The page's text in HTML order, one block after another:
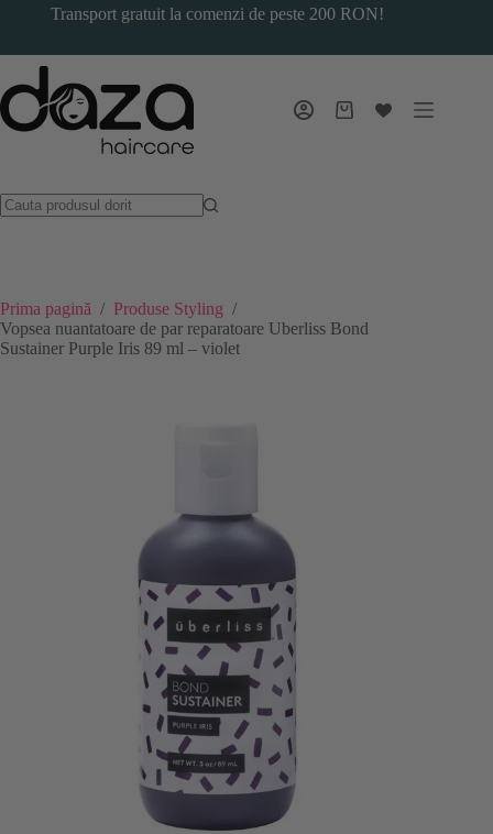
99.00lei
Transport gratuit la comenzi de peste 200 RON!
Coș
Prima pagină / Produse Styling /
Vopsea nuantatoare de par reparatoare Uberliss Bond
Sustainer Purple Iris 89 ml – violet